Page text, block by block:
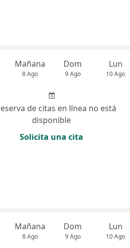
Mañana
8 Ago
Dom
9 Ago
Lun
10 Ago
de citas en línea no está
disponible
Solicita una cita
Mañana
8 Ago
Dom
9 Ago
Lun
10 Ago